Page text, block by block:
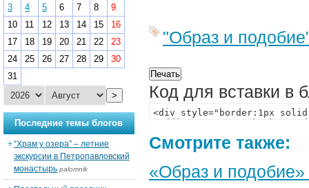
"Образ и
Код для вставки в
Смотрите также:
«Образ и
3
4 5 6 7 8
9
10
11 12 13 14 15
16
17
18 19 20 21 22
23
24
25 26 27 28 29
30
31
>
Последние темы блогов
“Храм у озера” – летние
экскурсии в Петропавловский
монастырь palomnik